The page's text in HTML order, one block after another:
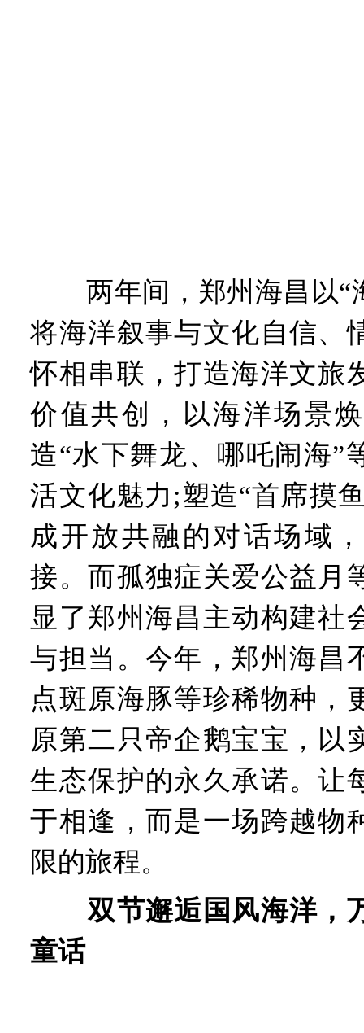
两年间，郑州海昌以“
将海洋叙事与文化自信、
怀相串联，打造海洋文旅
价值共创，以海洋场景
造“水下舞龙、哪吒闹海”
活文化魅力;塑造“首席摸
成开放共融的对话场域
接。而孤独症关爱公益月
显了郑州海昌主动构建社
与担当。今年，郑州海昌
点斑原海豚等珍稀物种，
原第二只帝企鹅宝宝，以
生态保护的永久承诺。让
于相逢，而是一场跨越物
限的旅程。
双节邂逅国风海洋，
童话